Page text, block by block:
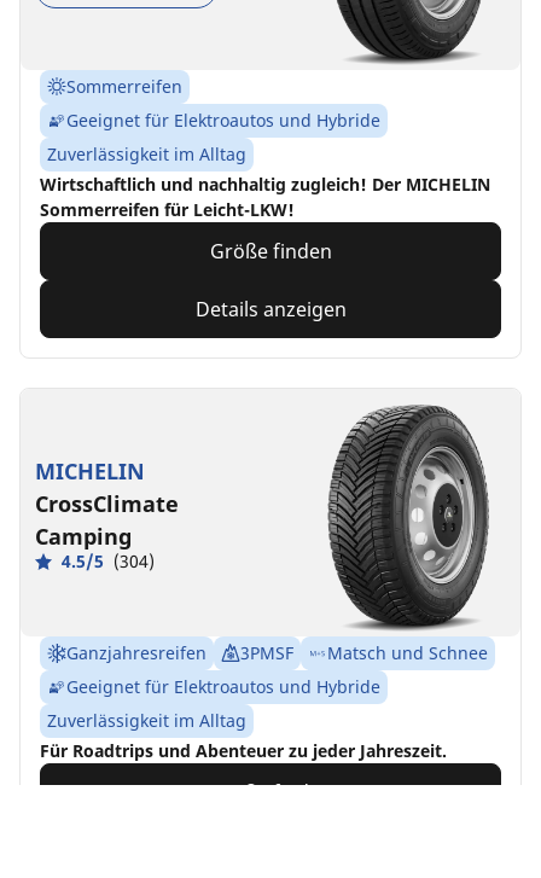
Sommerreifen
Geeignet für Elektroautos und Hybride
Zuverlässigkeit im Alltag
Wirtschaftlich und nachhaltig zugleich! Der MICHELIN
Sommerreifen für Leicht-LKW!
Größe finden
Details anzeigen
MICHELIN
CrossClimate
Camping
4.5/5 (304)
Ganzjahresreifen 3PMSF
Matsch und Schnee
Geeignet für Elektroautos und Hybride
Zuverlässigkeit im Alltag
Für Roadtrips und Abenteuer zu jeder Jahreszeit.
Größe finden